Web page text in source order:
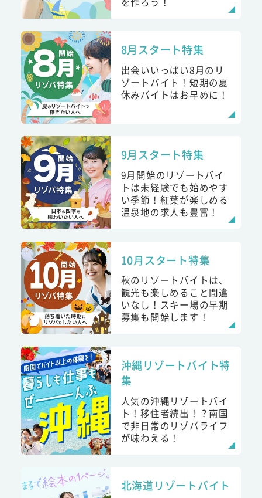
8月スタート特集
出会いいっぱい8月のリ
ゾートバイト！短期の夏
休みバイトはお早めに！
9月スタート特集
9月開始のリゾートバイ
トは未経験でも始めやす
い季節！紅葉が楽しめる
温泉地の求人も豊富！
10月スタート特集
秋のリゾートバイトは、
観光も楽しめること間違
いなし！スキー場の早期
募集も開始します！
沖縄リゾートバイト特
集
人気の沖縄リゾートバイ
ト！移住者続出！？南国
で非日常のリゾバライフ
が味わえる！
北海道リゾートバイト